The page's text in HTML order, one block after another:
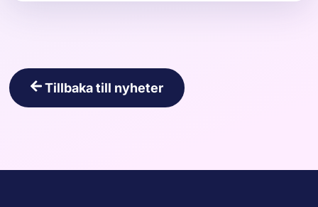
Tillbaka till nyheter